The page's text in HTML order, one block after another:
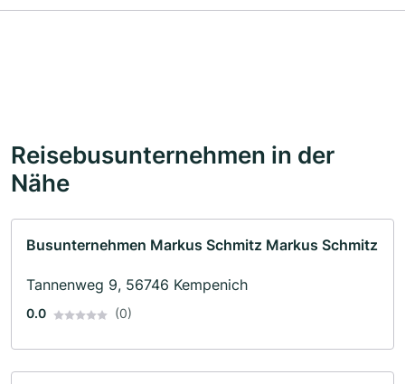
Reisebusunternehmen in der
Nähe
Busunternehmen Markus Schmitz Markus Schmitz
Tannenweg 9, 56746 Kempenich
0.0 (0)